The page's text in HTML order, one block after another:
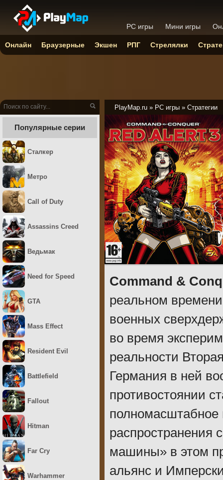
PlayMap.ru » PC игры » Стратегии
Command &
реальном
военных
во время
реальности
Германия в ней
противостоянии
полномасштабное
распространения
машины» в этом
альянс и
Популярные серии
Сталкер
Метро
Call of Duty
Assassins Creed
Ведьмак
Need for Speed
GTA
Mass Effect
Resident Evil
Battlefield
Fallout
Hitman
Far Cry
Warhammer
PC игры Мини игры
Онлайн Браузерные Экшен РПГ Стрелялки